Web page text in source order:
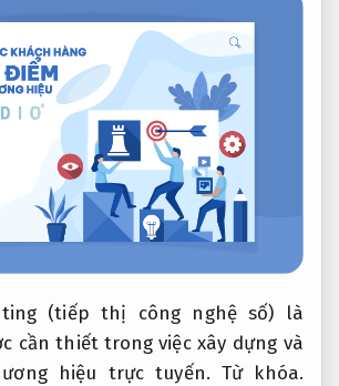
(tiếp thị công nghệ số) là
cần thiết trong việc xây dựng và
hiệu trực tuyến.Từ khóa.